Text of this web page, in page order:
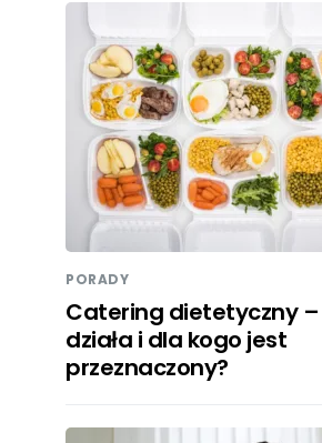
PORADY
Catering dietetyczny
działa i dla kogo jest
przeznaczony?